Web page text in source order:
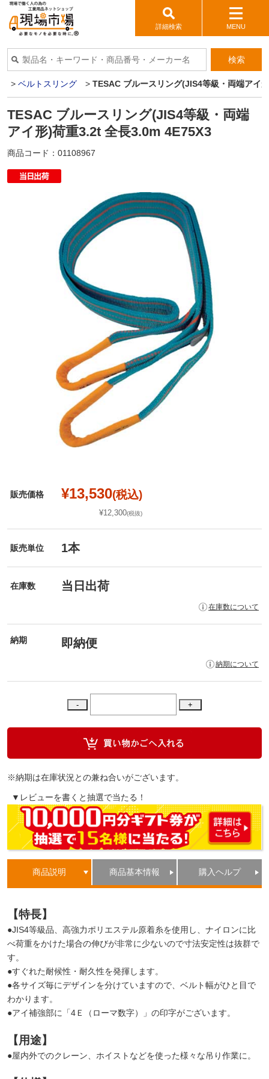
詳細検索 MENU
検索
> ベルトスリング > TESAC ブルースリング(JIS4等級・両端アイ
TESAC ブルースリング(JIS4等級・両端
アイ形)荷重3.2t 全長3.0m 4E75X3
商品コード： 01108967
販売価格 ¥13,530(税込)
¥12,300(税抜)
販売単位 1本
在庫数 当日出荷
在庫数について
納期 即納便
納期について
※納期は在庫状況との兼ね合いがございます。
▼レビューを書くと抽選で当たる！
商品説明 商品基本情報 購入ヘルプ
【特長】
●JIS4等級品、高強力ポリエステル原着糸を使用し、ナイロンに比
べ荷重をかけた場合の伸びが非常に少ないので寸法安定性は抜群で
す。
●すぐれた耐候性・耐久性を発揮します。
●各サイズ毎にデザインを分けていますので、ベルト幅がひと目で
わかります。
●アイ補強部に「4Ｅ（ローマ数字）」の印字がございます。
【用途】
●屋内外でのクレーン、ホイストなどを使った様々な吊り作業に。